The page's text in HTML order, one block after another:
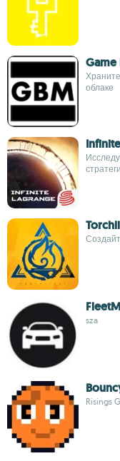
облаке
sza
Risings